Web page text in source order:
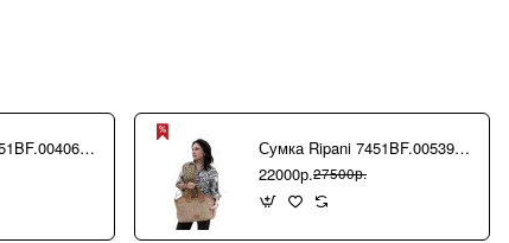
Сумка Ripani 7451BF.00406 Ecru/Sabbia
Сумка Ripani 7451BF.00539 Camel/Biscotto
22000р.27500р.